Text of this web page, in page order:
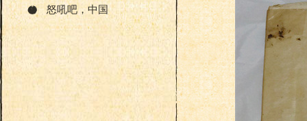
怒吼吧，中国